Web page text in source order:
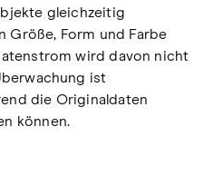
gleichzeitig
Größe, Form und Farbe
wird davon nicht
ist
die Originaldaten
können.